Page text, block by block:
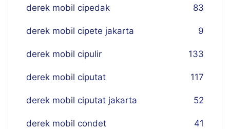
derek mobil cipedak 83
derek mobil cipete jakarta 9
derek mobil cipulir 133
derek mobil ciputat 117
derek mobil ciputat jakarta 52
derek mobil condet 41